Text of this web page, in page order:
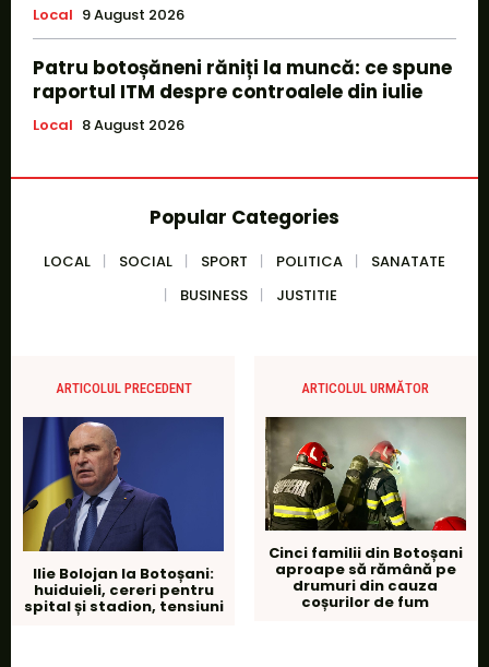
Local 9 August 2026
Patru botoșăneni răniți la muncă: ce spune
raportul ITM despre controalele din iulie
Local 8 August 2026
Popular Categories
LOCAL SOCIAL SPORT POLITICA
SANATATE
BUSINESS
JUSTITIE
ARTICOLUL PRECEDENT
Ilie Bolojan la Botoșani:
huiduieli, cereri pentru
spital și stadion, tensiuni
ARTICOLUL URMĂTOR
Cinci familii din Botoșani
aproape să rămână pe
drumuri din cauza
coșurilor de fum